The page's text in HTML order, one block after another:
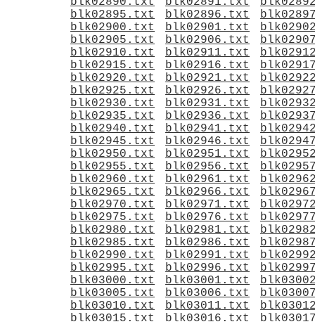
blk02895.txt
blk02896.txt
blk02900.txt
blk02901.txt
blk02905.txt
blk02906.txt
blk02910.txt
blk02911.txt
blk02915.txt
blk02916.txt
blk02920.txt
blk02921.txt
blk02925.txt
blk02926.txt
blk02930.txt
blk02931.txt
blk02935.txt
blk02936.txt
blk02940.txt
blk02941.txt
blk02945.txt
blk02946.txt
blk02950.txt
blk02951.txt
blk02955.txt
blk02956.txt
blk02960.txt
blk02961.txt
blk02965.txt
blk02966.txt
blk02970.txt
blk02971.txt
blk02975.txt
blk02976.txt
blk02980.txt
blk02981.txt
blk02985.txt
blk02986.txt
blk02990.txt
blk02991.txt
blk02995.txt
blk02996.txt
blk03000.txt
blk03001.txt
blk03005.txt
blk03006.txt
blk03010.txt
blk03011.txt
blk03015.txt
blk03016.txt